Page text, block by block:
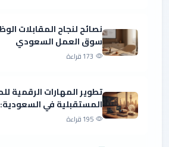
نصائح لنجاح المقابلات
سوق العمل السعودي
173 قراءة
تطوير المهارات الرقمية
المستقبلية في
195 قراءة